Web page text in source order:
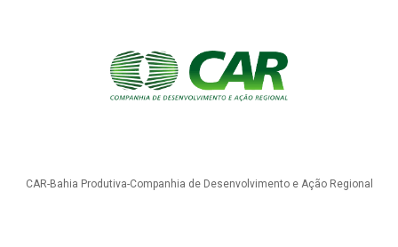
CAR-Bahia Produtiva-Companhia de Desenvolvimento e Ação Regional